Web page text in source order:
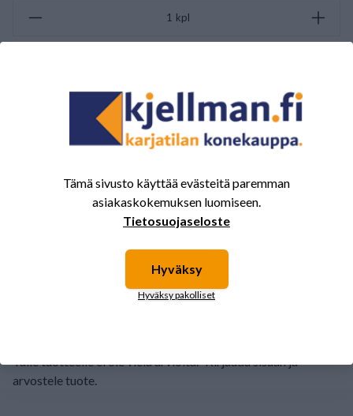
kpl
ARVOSTELUJEN YHTEENVETO
Tälle tuotteelle ei ole vielä arvioita. Kirjaudu sisään ja
arvostele tuote.
Tämä sivusto käyttää evästeitä paremman
asiakaskokemuksen luomiseen.
Tietosuojaseloste
Hyväksy
Hyväksy pakolliset